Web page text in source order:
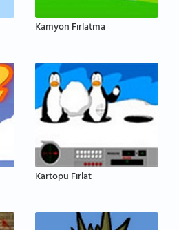
Kamyon Fırlatma
Kartopu Fırlat